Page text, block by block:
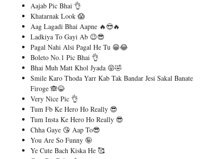
Aajab Pic Bhai 👌
Khatarnak Look 😱
Aag Lagadi Bhai Aapne 🔥😎🔥
Ladkiya To Gayi Ab 😉😎
Pagal Nahi Alsi Pagal He Tu 😁😂
Boleto No.1 Pic Bhai 👌
Bhai Muh Matt Khol Jyada 😝🤣
Smile Karo Thoda Yarr Kab Tak Bandar Jesi Sakal Banate
Firoge 🙈😂
Very Nice Pic 👌
Tum Fb Ke Hero Ho Really 😎
Tum Insta Ke Hero Ho Really 😎
Chha Gaye 😘 Aap To😎
You Are So Funny 🤪
Ye Cute Bach Kiska He 🥰